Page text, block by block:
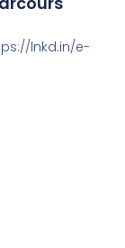
lnkd.in/e-